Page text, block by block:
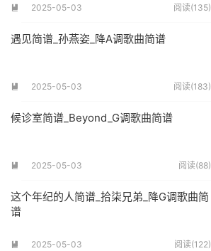
 2025-05-03 阅读(135)
遇见简谱_孙燕姿_降A调歌曲简谱
 2025-05-03 阅读(183)
候诊室简谱_Beyond_G调歌曲简谱
 2025-05-03 阅读(88)
这个年纪的人简谱_拾柒兄弟_降G调歌曲简
谱
 2025-05-03 阅读(122)